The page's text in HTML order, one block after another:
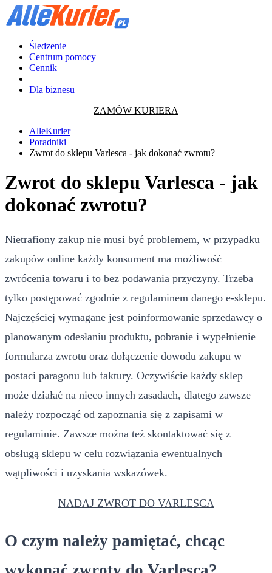
Śledzenie
Centrum pomocy
Cennik
Dla biznesu
ZAMÓW KURIERA
AlleKurier
Poradniki
Zwrot do sklepu Varlesca - jak dokonać zwrotu?
Zwrot do sklepu Varlesca - jak
dokonać zwrotu?
Nietrafiony zakup nie musi być problemem, w przypadku
zakupów online każdy konsument ma możliwość
zwrócenia towaru i to bez podawania przyczyny. Trzeba
tylko postępować zgodnie z regulaminem danego e-sklepu.
Najczęściej wymagane jest poinformowanie sprzedawcy o
planowanym odesłaniu produktu, pobranie i wypełnienie
formularza zwrotu oraz dołączenie dowodu zakupu w
postaci paragonu lub faktury. Oczywiście każdy sklep
może działać na nieco innych zasadach, dlatego zawsze
należy rozpocząć od zapoznania się z zapisami w
regulaminie. Zawsze można też skontaktować się z
obsługą sklepu w celu rozwiązania ewentualnych
wątpliwości i uzyskania wskazówek.
NADAJ ZWROT DO VARLESCA
O czym należy pamiętać, chcąc